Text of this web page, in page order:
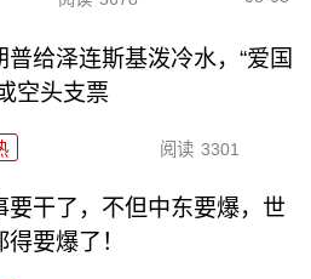
普给泽连斯基泼冷水，“爱国
空头支票
阅读 3301
要干了，不但中东要爆，世
得要爆了！